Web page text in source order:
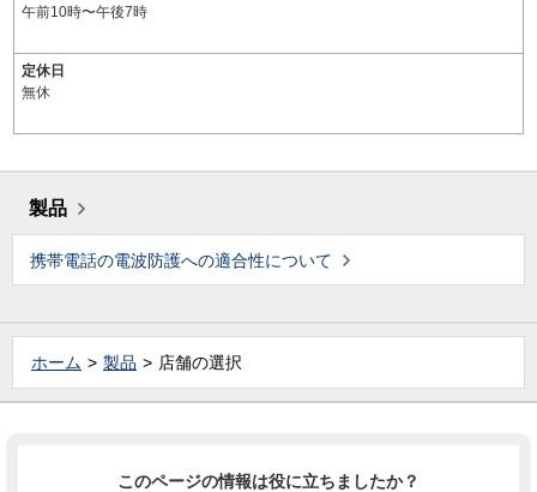
午前10時〜午後7時
定休日
無休
製品
携帯電話の電波防護への適合性について
ホーム 製品 店舗の選択
このページの情報は役に立ちましたか？